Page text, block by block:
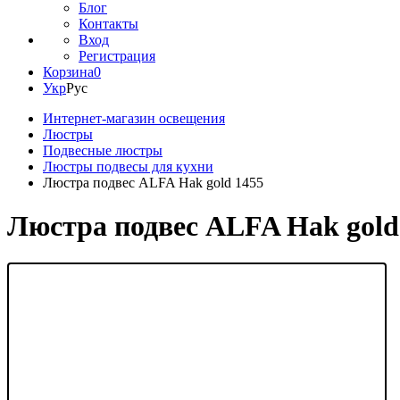
Блог
Контакты
Вход
Регистрация
Корзина0
УкрРус
Интернет-магазин освещения
Люстры
Подвесные люстры
Люстры подвесы для кухни
Люстра подвес ALFA Hak gold 1455
Люстра подвес ALFA Hak